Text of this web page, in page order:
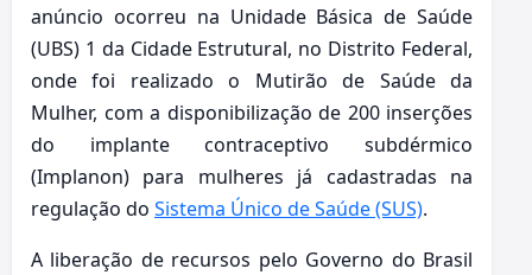
anúncio ocorreu na Unidade Básica de Saúde
(UBS) 1 da Cidade Estrutural, no Distrito Federal,
onde foi realizado o Mutirão de Saúde da
Mulher, com a disponibilização de 200 inserções
do implante contraceptivo subdérmico
(Implanon) para mulheres já cadastradas na
regulação do Sistema Único de Saúde (SUS).
A liberação de recursos pelo Governo do Brasil